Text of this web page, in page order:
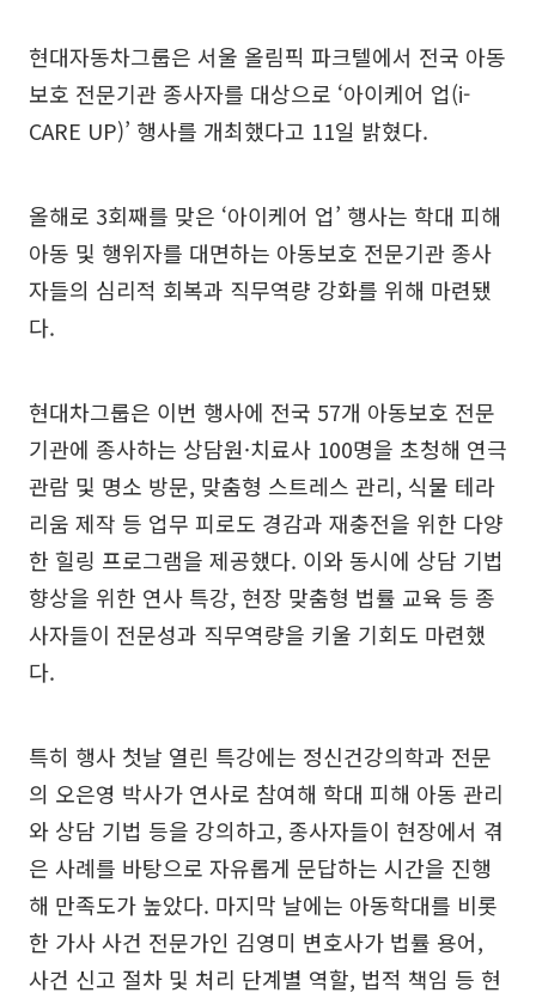
현대자동차그룹은 서울 올림픽 파크텔에서 전국 아동
보호 전문기관 종사자를 대상으로 ‘아이케어 업(i-
CARE UP)’ 행사를 개최했다고 11일 밝혔다.
올해로 3회째를 맞은 ‘아이케어 업’ 행사는 학대 피해
아동 및 행위자를 대면하는 아동보호 전문기관 종사
자들의 심리적 회복과 직무역량 강화를 위해 마련됐
다.
현대차그룹은 이번 행사에 전국 57개 아동보호 전문
기관에 종사하는 상담원·치료사 100명을 초청해 연극
관람 및 명소 방문, 맞춤형 스트레스 관리, 식물 테라
리움 제작 등 업무 피로도 경감과 재충전을 위한 다양
한 힐링 프로그램을 제공했다. 이와 동시에 상담 기법
향상을 위한 연사 특강, 현장 맞춤형 법률 교육 등 종
사자들이 전문성과 직무역량을 키울 기회도 마련했
다.
특히 행사 첫날 열린 특강에는 정신건강의학과 전문
의 오은영 박사가 연사로 참여해 학대 피해 아동 관리
와 상담 기법 등을 강의하고, 종사자들이 현장에서 겪
은 사례를 바탕으로 자유롭게 문답하는 시간을 진행
해 만족도가 높았다. 마지막 날에는 아동학대를 비롯
한 가사 사건 전문가인 김영미 변호사가 법률 용어,
사건 신고 절차 및 처리 단계별 역할, 법적 책임 등 현